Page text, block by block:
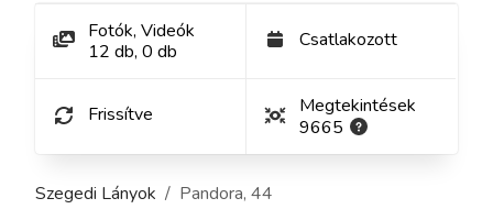
Fotók, Videók
12 db, 0 db Csatlakozott
Frissítve
Megtekintések
9665
Szegedi Lányok Pandora, 44